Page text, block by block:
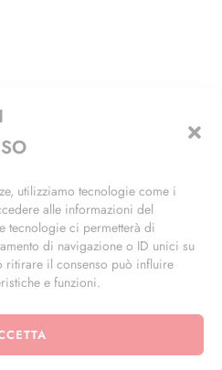
utilizziamo tecnologie come i
alle informazioni del
tecnologie ci permetterà di
di navigazione o ID unici su
ritirare il consenso può influire
e funzioni.
Sul Naviglio (MI)